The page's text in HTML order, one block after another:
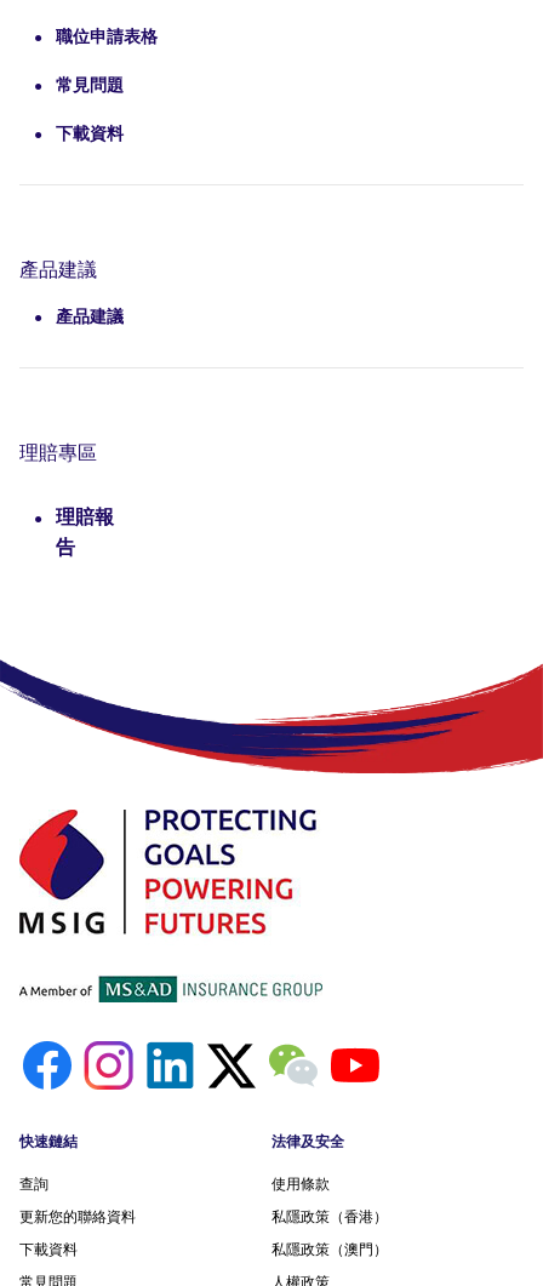
職位申請表格
常見問題
下載資料
產品建議
產品建議
理賠專區
理賠報
告
Footer menu
快速鏈結
查詢
更新您的聯絡資料
下載資料
常見問題
法律及安全
使用條款
私隱政策（香港）
私隱政策（澳門）
人權政策